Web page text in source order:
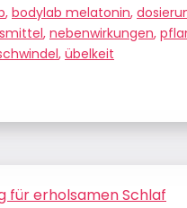
, bodylab melatonin,
, nebenwirkungen,
, übelkeit
für erholsamen Schlaf